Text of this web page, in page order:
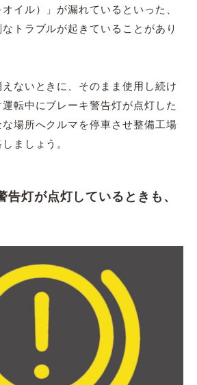
イル）」が漏れているといった、
トラブルが起きていることがあり
ないときに、そのまま使用し続け
転中にブレーキ警告灯が点灯した
場所へクルマを停車させ整備工場
ましょう。
告灯が点灯しているときも、